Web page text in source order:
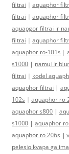
filtrai | aquaphor
filtrai | aquaphor
aquapgor filtrai ir
filtrai | aquaphor
aquaphor ro-101s |
s1000 | namui ir
filtrai | kodel
aquaphor filtrai |
102s | aquaphor ro-
aquaphor s800 |
s1000 | aquaphor
aquaphor ro 206s |
pelesio kvapa